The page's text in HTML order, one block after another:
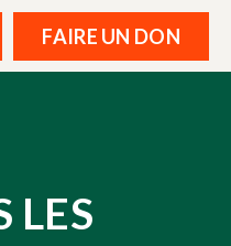
FAIRE UN DON
LES